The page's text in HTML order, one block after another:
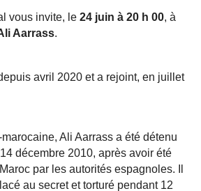
vous invite, le 24 juin à 20 h 00, à
Aarrass.
avril 2020 et a rejoint, en juillet
Ali Aarrass a été détenu
décembre 2010, après avoir été
par les autorités espagnoles. Il
au secret et torturé pendant 12